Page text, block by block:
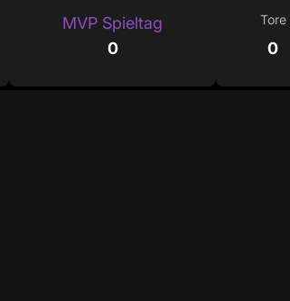
MVP Spieltag
0
Tore
0